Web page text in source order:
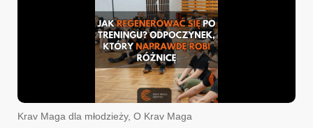
Krav Maga dla młodzieży, O Krav Maga